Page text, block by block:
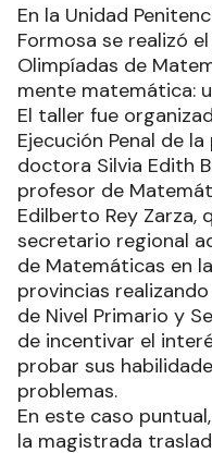
En la Unidad
Formosa se realizó
Olimpíadas de
mente matemática:
El taller fue
Ejecución Penal de
doctora Silvia Edith
profesor de
Edilberto Rey Zarza,
secretario regional
de Matemáticas en
provincias
de Nivel Primario y
de incentivar el
probar sus
problemas.
En este caso
la magistrada